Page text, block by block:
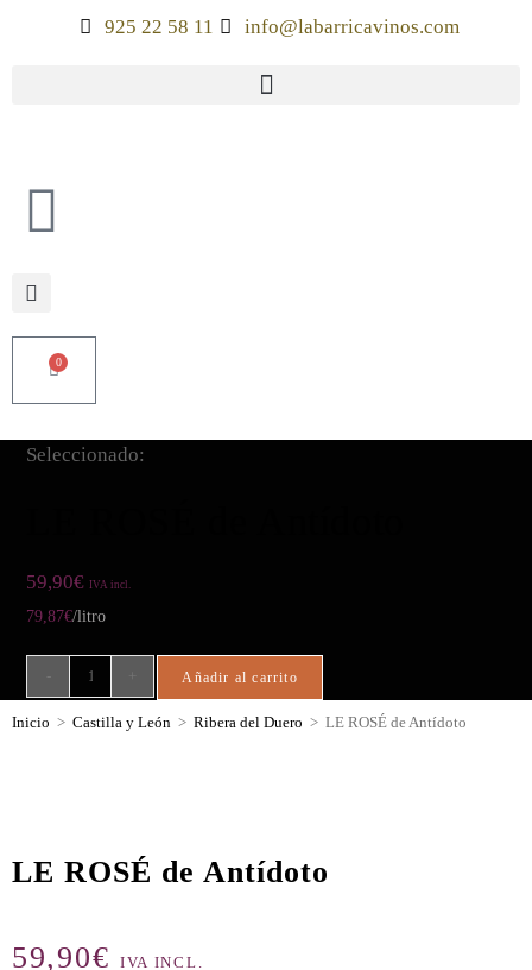
925 22 58 11 info@labarricavinos.com
0
Seleccionado:
59,90€ IVA incl.
79,87€/litro
- + Añadir al carrito
Inicio > Castilla y León > Ribera del Duero > LE ROSÉ de Antídoto
LE ROSÉ de Antídoto
59,90€ IVA INCL.